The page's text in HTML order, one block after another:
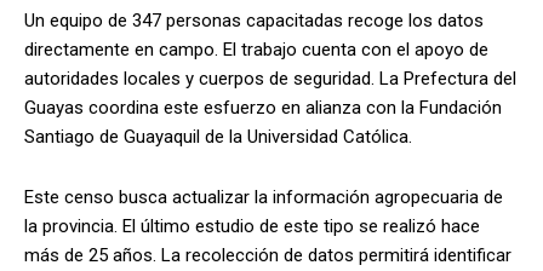
Un equipo de 347 personas capacitadas recoge los datos
directamente en campo. El trabajo cuenta con el apoyo de
autoridades locales y cuerpos de seguridad. La Prefectura del
Guayas coordina este esfuerzo en alianza con la Fundación
Santiago de Guayaquil de la Universidad Católica.
Este censo busca actualizar la información agropecuaria de
la provincia. El último estudio de este tipo se realizó hace
más de 25 años. La recolección de datos permitirá identificar